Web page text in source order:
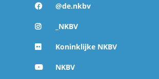
@de.nkbv
_NKBV
Koninklijke NKBV
NKBV